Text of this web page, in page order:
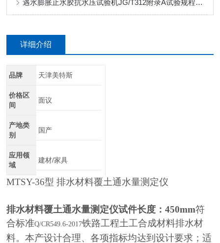
遇水膨胀止水胶抗水压试验机JG/T312附录A试验规程介绍
详细介绍
品牌 天津美特斯
价格区
间
面议
产地类
别
国产
应用领
域
建材/家具
MTSY-36型 排水材料覆土通水量测定仪
排水材料覆土通水量测定仪试件长度：450mm符
合标准Q/CR549.6-2017铁路工程土工合成材料排水材
料。本产设计合理、各项指标均达到设计要求；适